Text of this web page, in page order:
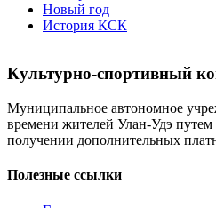
Новый год
История КСК
Культурно-спортивный
Муниципальное автономное
времени жителей Улан-Удэ путем
получении дополнительных
Полезные ссылки